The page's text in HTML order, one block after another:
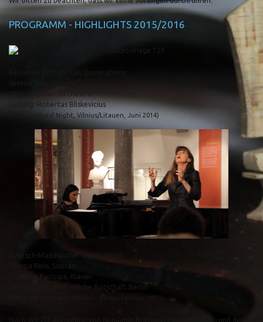
PROGRAMM - HIGHLIGHTS 2015/2016
VMU Chamber Orchestra
Leitung: Robertas Bliskevicius
(Foto: Cultural Night, Vilnius/Litauen, Juni 2014)
Deutsch-Maltesischer Liederabend
Verena Rein, Sopran
Charlene Farrugia, Klavier
Veranstalter: Maltesische Botschaft Berlin
(Foto: Mendelssohn Remise, Berlin, Februar 2015)
Les Illuminations und den